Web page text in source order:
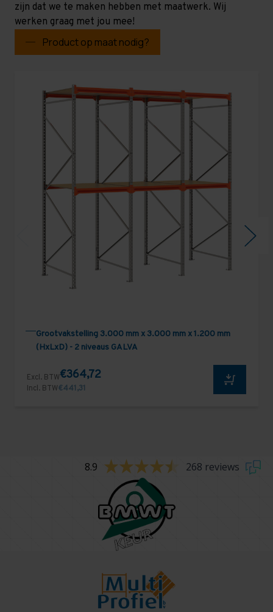
zijn dat we te maken hebben met maatwerk. Wij
werken graag met jou mee!
Product op maat nodig?
Grootvakstelling 3.000 mm x 3.000 mm x 1.200 mm
(HxLxD) - 2 niveaus GALVA
Excl. BTW€364,72
Incl. BTW€441,31
8.9 268 reviews